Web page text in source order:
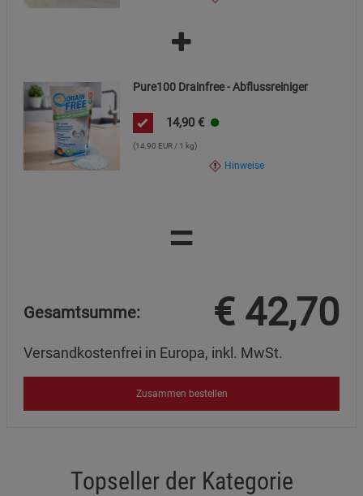
Pure100 Drainfree - Abflussreiniger
14,90 €
(14,90 EUR / 1 kg)
Hinweise
=
Gesamtsumme: € 42,70
Versandkostenfrei in Europa, inkl. MwSt.
Zusammen bestellen
Topseller der Kategorie